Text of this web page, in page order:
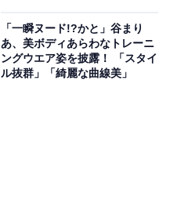
「一瞬ヌード!?かと」谷まり
あ、美ボディあらわなトレーニ
ングウエア姿を披露！ 「スタイ
ル抜群」「綺麗な曲線美」